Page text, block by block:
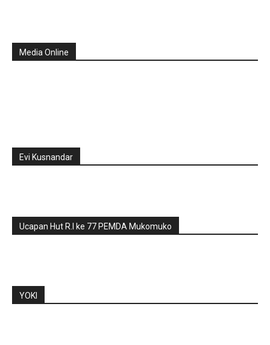
Media Online
Evi Kusnandar
Ucapan Hut R.I ke 77 PEMDA Mukomuko
YOKI